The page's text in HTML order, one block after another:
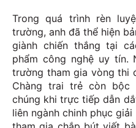
Trong quá trình rèn
trường, anh đã thể hiện
giành chiến thắng tại
phẩm công nghệ uy tín.
trường tham gia vòng thi
Chàng trai trẻ còn
chúng khi trực tiếp dẫn
liên ngành chinh phục